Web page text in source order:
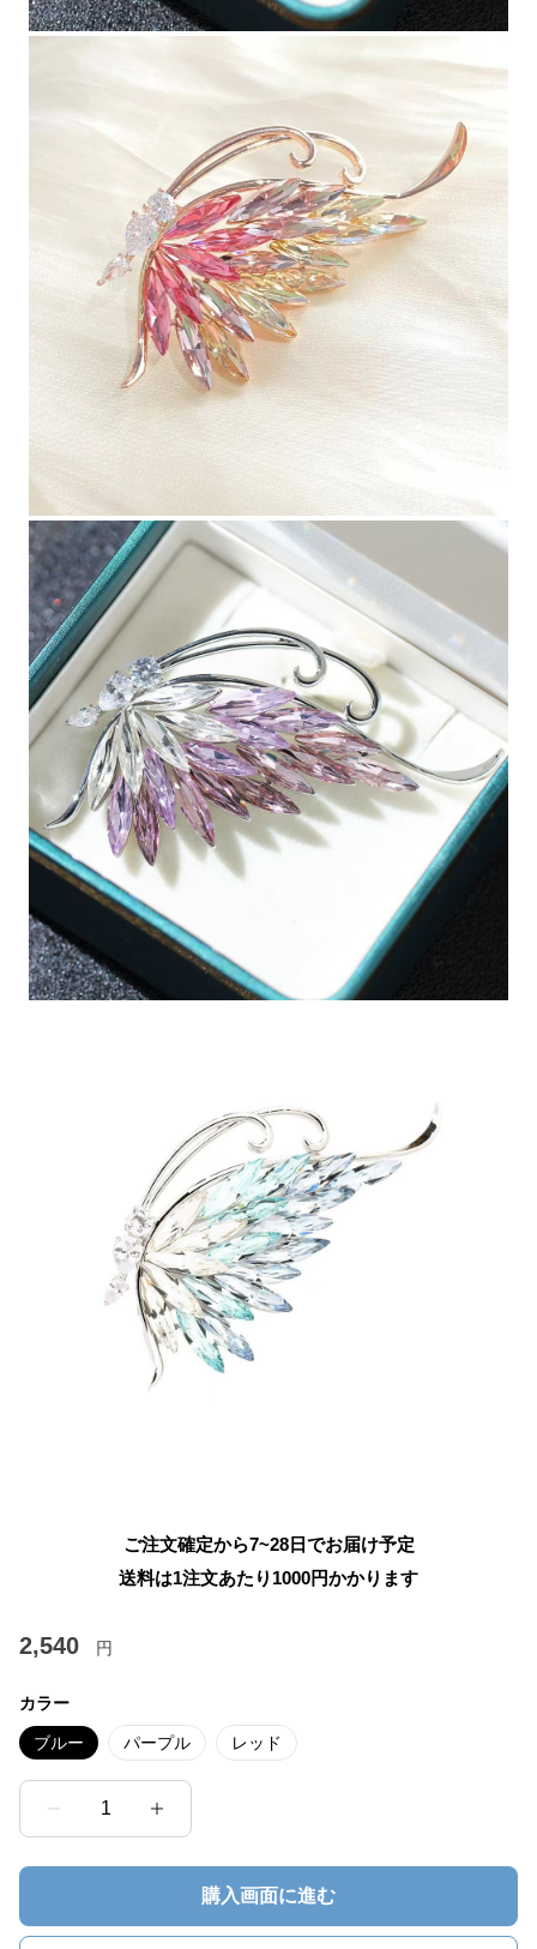
ご注文確定から7~28日でお届け予定
送料は1注文あたり 1000円かかります
2,540 円
カラー
ブルー パープル レッド
1
購入画面に進む